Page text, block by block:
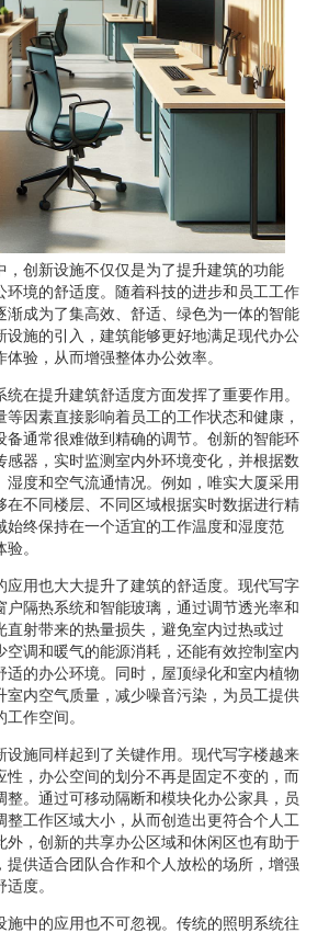
，创新设施不仅仅是为了提升建筑的功能
环境的舒适度。随着科技的进步和员工工作
渐成为了集高效、舒适、绿色为一体的智能
设施的引入，建筑能够更好地满足现代办公
验，从而增强整体办公效率。
在提升建筑舒适度方面发挥了重要作用。
因素直接影响着员工的工作状态和健康，
备通常很难做到精确的调节。创新的智能环
感器，实时监测室内外环境变化，并根据数
湿度和空气流通情况。例如，唯实大厦采用
在不同楼层、不同区域根据实时数据进行精
始终保持在一个适宜的工作温度和湿度范
。
应用也大大提升了建筑的舒适度。现代写字
户隔热系统和智能玻璃，通过调节透光率和
直射带来的热量损失，避免室内过热或过
空调和暖气的能源消耗，还能有效控制室内
适的办公环境。同时，屋顶绿化和室内植物
室内空气质量，减少噪音污染，为员工提供
作空间。
设施同样起到了关键作用。现代写字楼越来
性，办公空间的划分不再是固定不变的，而
整。通过可移动隔断和模块化办公家具，员
整工作区域大小，从而创造出更符合个人工
外，创新的共享办公区域和休闲区也有助于
提供适合团队合作和个人放松的场所，增强
度。
施中的应用也不可忽视。传统的照明系统往